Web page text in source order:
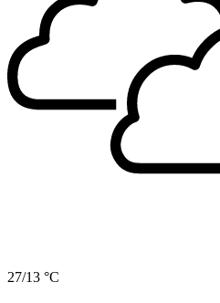
27/13 °C